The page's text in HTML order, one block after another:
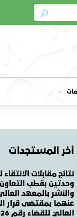
أخر المستجدات
نتائج مقابلات
وحدتين بقطب التعاون
والنشر بالمعهد
عنهما بمقتضى قرار